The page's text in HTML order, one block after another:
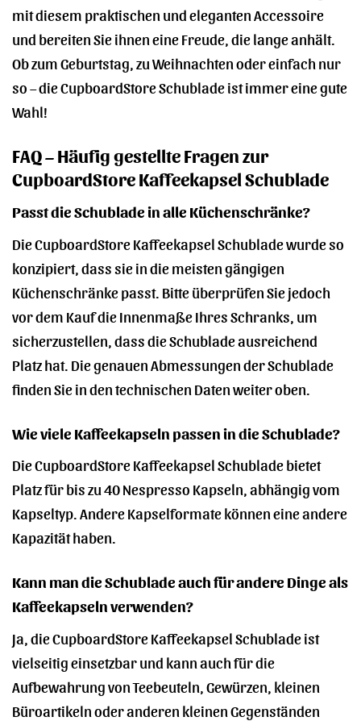
mit diesem praktischen und eleganten Accessoire
und bereiten Sie ihnen eine Freude, die lange anhält.
Ob zum Geburtstag, zu Weihnachten oder einfach nur
so – die CupboardStore Schublade ist immer eine gute
Wahl!
FAQ – Häufig gestellte Fragen zur
CupboardStore Kaffeekapsel Schublade
Passt die Schublade in alle Küchenschränke?
Die CupboardStore Kaffeekapsel Schublade wurde so
konzipiert, dass sie in die meisten gängigen
Küchenschränke passt. Bitte überprüfen Sie jedoch
vor dem Kauf die Innenmaße Ihres Schranks, um
sicherzustellen, dass die Schublade ausreichend
Platz hat. Die genauen Abmessungen der Schublade
finden Sie in den technischen Daten weiter oben.
Wie viele Kaffeekapseln passen in die Schublade?
Die CupboardStore Kaffeekapsel Schublade bietet
Platz für bis zu 40 Nespresso Kapseln, abhängig vom
Kapseltyp. Andere Kapselformate können eine andere
Kapazität haben.
Kann man die Schublade auch für andere Dinge als
Kaffeekapseln verwenden?
Ja, die CupboardStore Kaffeekapsel Schublade ist
vielseitig einsetzbar und kann auch für die
Aufbewahrung von Teebeuteln, Gewürzen, kleinen
Büroartikeln oder anderen kleinen Gegenständen